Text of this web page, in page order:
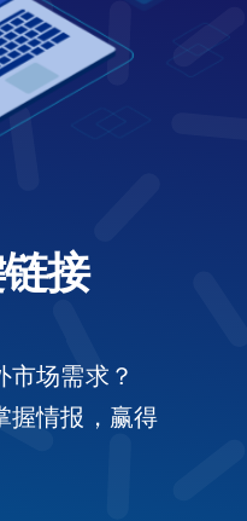
接
场需求？
握情报，赢得